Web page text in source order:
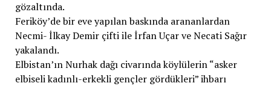
gözaltında.
Feriköy’de bir eve yapılan baskında arananlardan
Necmi- İlkay Demir çifti ile İrfan Uçar ve Necati Sağır
yakalandı.
Elbistan’ın Nurhak dağı civarında köylülerin “asker
elbiseli kadınlı-erkekli gençler gördükleri” ihbarı